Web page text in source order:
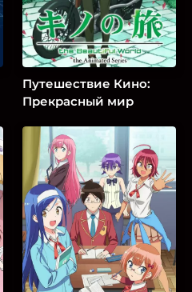
Путешествие Кино:
Прекрасный мир